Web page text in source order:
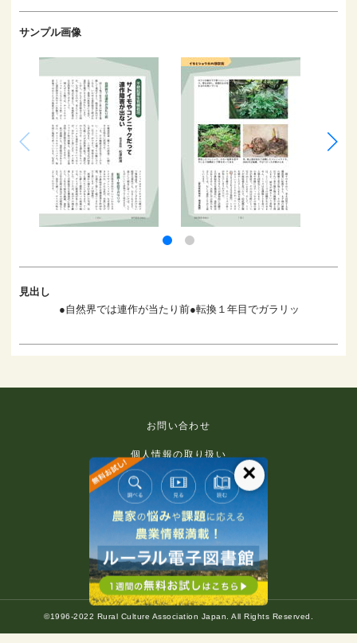
サンプル画像
見出し
●自然界では連作が当たり前●転換１年目でガラリッ
お問い合わせ
個人情報の取り扱い
免責事項
利用規約
推奨環境
著作権等について
©1996-2022 Rural Culture Association Japan. All Rights Reserved.
×